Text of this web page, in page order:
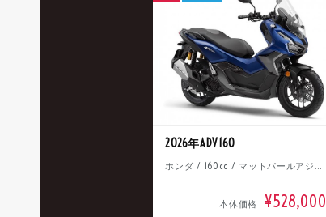
2026年ADV160
ホンダ / 160cc / マットパールアジャイルブルー
本体価格 ¥528,000